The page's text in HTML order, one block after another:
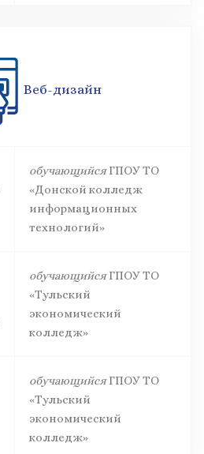
Веб-дизайн
обучающийсяГПОУ ТО
«Донской колледж
информационных
технологий»
обучающийсяГПОУ ТО
«Тульский
экономический
колледж»
обучающийсяГПОУ ТО
«Тульский
экономический
колледж»